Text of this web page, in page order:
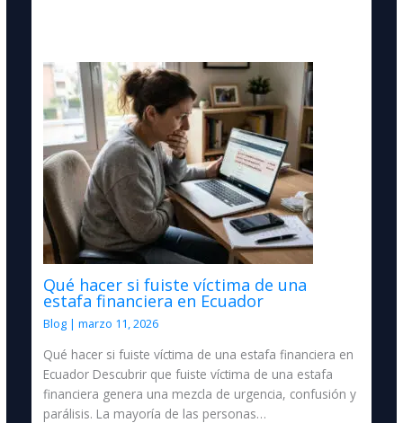
Qué hacer si fuiste víctima de una
estafa financiera en Ecuador
Blog |marzo 11, 2026
Qué hacer si fuiste víctima de una estafa financiera en
Ecuador Descubrir que fuiste víctima de una estafa
financiera genera una mezcla de urgencia, confusión y
parálisis. La mayoría de las personas…